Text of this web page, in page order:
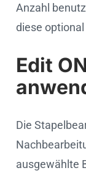
Anzahl
diese
Edit
Die
ausgewählte